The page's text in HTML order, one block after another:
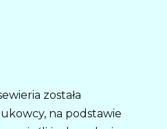
została
na podstawie